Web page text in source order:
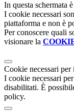
In questa schermata
I cookie necessari
piattaforma e non è
Per conoscere quali
visionare la
Cookie necessari
I cookie necessari
disabilitati. È
policy.